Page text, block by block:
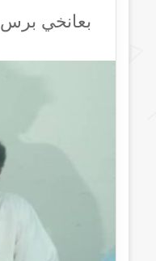
بعانخي برس